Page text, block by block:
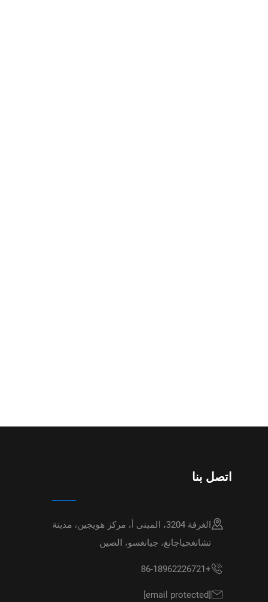
اتصل بنا
الغرفة 3204، المبنى أ، مركز هويجين، مدينة
تشانغجياجانغ، جيانغسو، الصين
+86-18962226721
[email protected]